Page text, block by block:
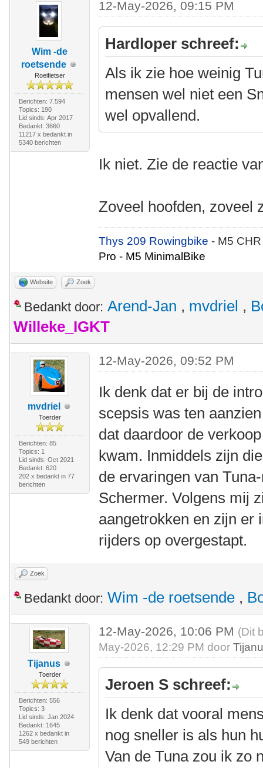
Wim -de
roetsende
Roeifietser
Berichten: 7.594
Topics: 190
Lid sinds: Apr 2017
Bedankt: 3660
11217 x bedankt in
5340 berichten
12-May-2026, 09:15 PM
Hardloper schreef:
Als ik zie hoe weinig
mensen wel niet een
wel opvallend.
Ik niet. Zie de reactie
Zoveel hoofden, zoveel
Thys 209 Rowingbike- M5
Pro - M5 MinimalBike
Website Zoek
Bedankt door: Arend-Jan , mvdriel ,
Willeke_IGKT
mvdriel
Toerder
Berichten: 85
Topics: 1
Lid sinds: Oct 2021
Bedankt: 620
202 x bedankt in 77
berichten
12-May-2026, 09:52 PM
Ik denk dat er bij de
scepsis was ten
dat daardoor de
kwam. Inmiddels zijn
de ervaringen van
Schermer. Volgens mij
aangetrokken en zijn er
rijders op overgestapt.
Zoek
Bedankt door: Wim -de roetsende ,
Tijanus
Toerder
Berichten: 556
Topics: 3
Lid sinds: Jan 2024
Bedankt: 1645
1262 x bedankt in
549 berichten
12-May-2026, 10:06 PM (Dit
May-2026, 12:29 PM door
Jeroen S schreef:
Ik denk dat vooral
nog sneller is als hun
Van de Tuna zou ik zo